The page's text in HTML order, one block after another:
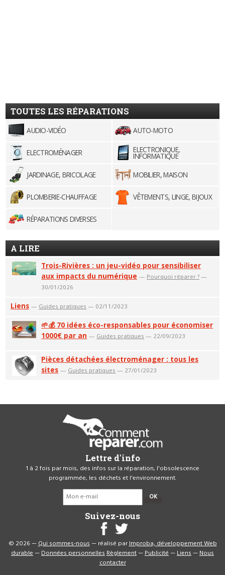
TOUTES LES RÉPARATIONS
AUDIO-VIDÉO AUTO-MOTO
ELECTROMÉNAGER ELECTRONIQUE,
INFORMATIQUE
JARDINAGE, BRICOLAGE
MOBILIER, MAISON
PLOMBERIE-CHAUFFAGE VÊTEMENTS, LINGE, BIJOUX
RÉPARATIONS DIVERSES
A LIRE
Trois-Rivières : un jeu-vidéo pour sensibiliser
aux impacts du numérique — Pourquoi réparer ? —
30/01/2026
Liens — Guides pratiques — 02/11/2023
🌱💰 70 idées éco-responsables pour économiser
1000€ par an — Guides pratiques — 22/09/2023
Pièces détachées électroménager : tous les
sites — Guides pratiques — 27/01/2023
Lettre d'info
1 à 2 fois par mois, des infos sur la réparation, l'obsolescence
programmée, les déchets et l'environnement.
OK
Suivez-nous
© 2026 —Qui sommes-nous— réalisé parImproba, développement Web
durable—Données personnellesRèglement—Publicité—Liens—Nous
contacter